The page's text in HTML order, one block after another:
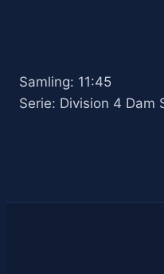
Samling: 11:45
Serie: Division 4 Dam